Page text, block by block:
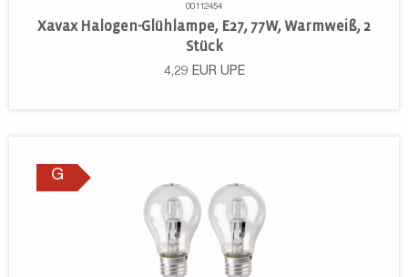
00112454
Xavax Halogen-Glühlampe, E27, 77W, Warmweiß, 2
Stück
4,29 EUR UPE
G